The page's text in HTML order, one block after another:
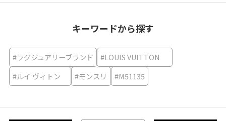
キーワードから探す
#ラグジュアリーブランド
#LOUIS VUITTON
#ルイ ヴィトン
#モンスリ #M51135